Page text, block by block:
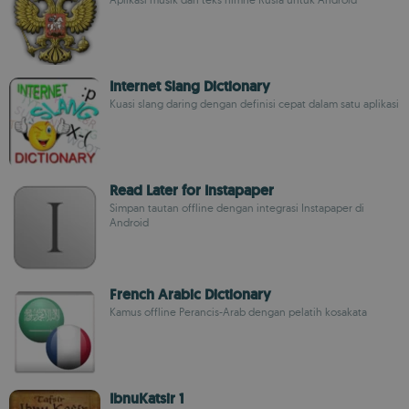
Internet Slang Dictionary
Kuasi slang daring dengan definisi cepat dalam satu aplikasi
Read Later for Instapaper
Simpan tautan offline dengan integrasi Instapaper di
Android
French Arabic Dictionary
Kamus offline Perancis-Arab dengan pelatih kosakata
IbnuKatsir 1